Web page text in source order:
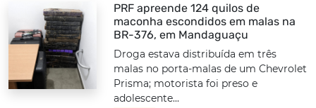
PRF apreende 124 quilos de
maconha escondidos em malas na
BR-376, em Mandaguaçu
Droga estava distribuída em três
malas no porta-malas de um Chevrolet
Prisma; motorista foi preso e
adolescente...